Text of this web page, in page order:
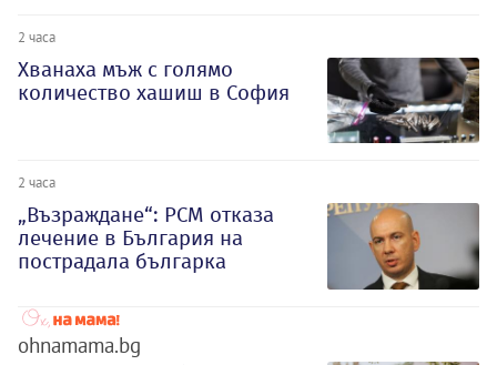
2 часа
Хванаха мъж с голямо
количество хашиш в София
2 часа
„Възраждане“: РСМ отказа
лечение в България на
пострадала българка
ohnamama.bg